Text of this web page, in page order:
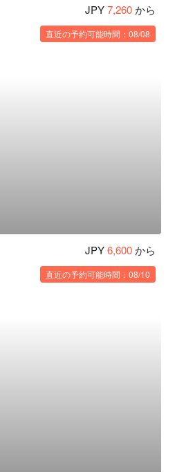
JPY7,260から
直近の予約可能時間：08/08
JPY6,600から
直近の予約可能時間：08/10